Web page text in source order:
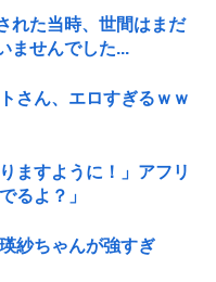
れた当時、世間はまだ
ませんでした...
さん、エロすぎるｗｗ
ますように！」アフリ
るよ？」
紗ちゃんが強すぎ